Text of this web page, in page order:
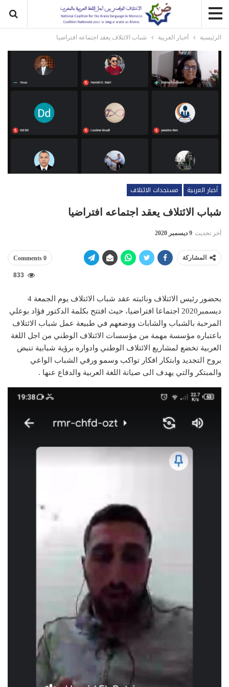
الرئيسية أخبار العربية شباب الائتلاف يعقد اجتماعه افتراضيا
أخبار العربية
مستجدات الائتلاف
شباب الائتلاف يعقد اجتماعه افتراضيا
آخر تحديث 9 ديسمبر 2020
المشاركة 0 Comments
833
بحضور رئيس الائتلاف ونائبته عقد شباب الائتلاف يوم الجمعة 4
ديسمبر2020 اجتماعا افتراضيا، حيث افتتح بكلمة الدكتور فؤاد بوعلي
المرحبة بالشباب والشابات ووضعهم في طبيعة عمل شباب الائتلاف
باعتباره مؤسسة مهمة من مؤسسات الائتلاف الوطني من اجل اللغة
العربية تخضع لمشاريع الائتلاف الوطني وادواره برؤية شبابية تنبض
بروح التجديد وابتكار افكار تواكب وسمو ورقي الشباب الواعي
والمبتكر والتي يهدف الى صيانة اللغة العربية والدفاع عنها .